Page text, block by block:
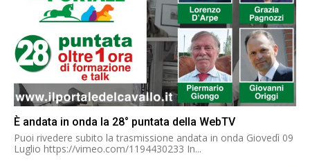
È andata in onda la 28° puntata della WebTV
Puoi rivedere subito la trasmissione andata in onda Giovedì 09
Luglio https://vimeo.com/1194430233 In...